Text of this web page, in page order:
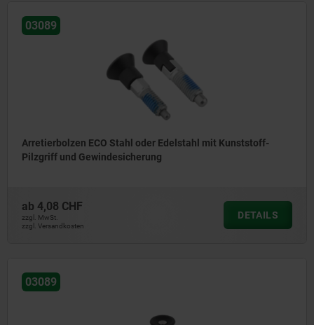
03089
Arretierbolzen ECO Stahl oder Edelstahl mit Kunststoff-
Pilzgriff und Gewindesicherung
ab 4,08 CHF
zzgl. MwSt.
zzgl. Versandkosten
DETAILS
03089